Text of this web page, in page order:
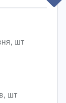
шт
шт